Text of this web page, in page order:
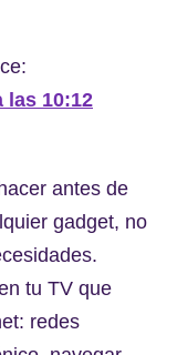
las 10:12
antes de
gadget, no
tu TV que
redes